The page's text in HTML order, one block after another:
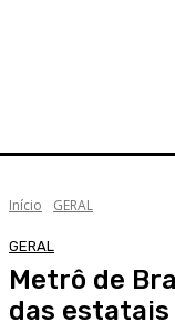
Início GERAL
GERAL
Metrô de
das estatais